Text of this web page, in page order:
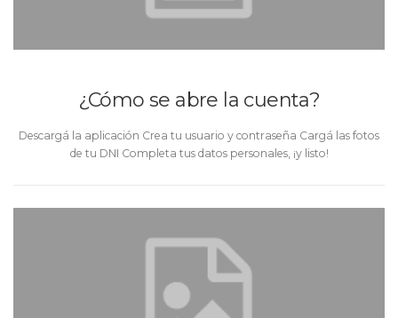
¿Cómo se abre la cuenta?
Descargá la aplicación Crea tu usuario y contraseña Cargá las fotos
de tu DNI Completa tus datos personales, ¡y listo!